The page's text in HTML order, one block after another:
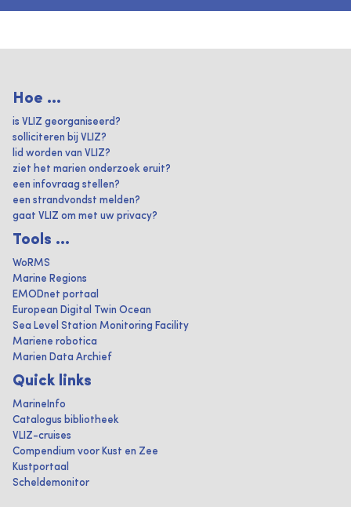
Hoe ...
is VLIZ georganiseerd?
solliciteren bij VLIZ?
lid worden van VLIZ?
ziet het marien onderzoek eruit?
een infovraag stellen?
een strandvondst melden?
gaat VLIZ om met uw privacy?
Tools ...
WoRMS
Marine Regions
EMODnet portaal
European Digital Twin Ocean
Sea Level Station Monitoring Facility
Mariene robotica
Marien Data Archief
Quick links
MarineInfo
Catalogus bibliotheek
VLIZ-cruises
Compendium voor Kust en Zee
Kustportaal
Scheldemonitor